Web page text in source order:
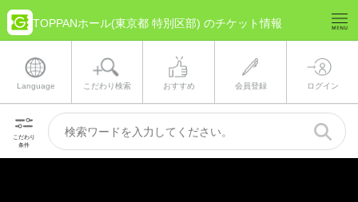
TOPPANホール(東京都 特別区部) のチケット情報
Language こだわり検索 おすすめ 会員登録 ログイン
こだわり
条件